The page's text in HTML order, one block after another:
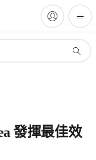
發揮最佳效